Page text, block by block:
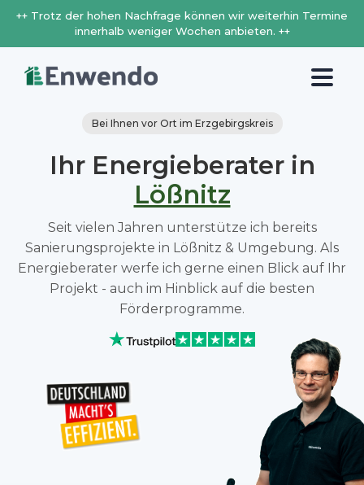
++ Trotz der hohen Nachfrage können wir weiterhin Termine
innerhalb weniger Wochen anbieten. ++
Bei Ihnen vor Ort im Erzgebirgskreis
Ihr Energieberater in
Lößnitz
Seit vielen Jahren unterstütze ich bereits
Sanierungsprojekte in Lößnitz & Umgebung. Als
Energieberater werfe ich gerne einen Blick auf Ihr
Projekt - auch im Hinblick auf die besten
Förderprogramme.